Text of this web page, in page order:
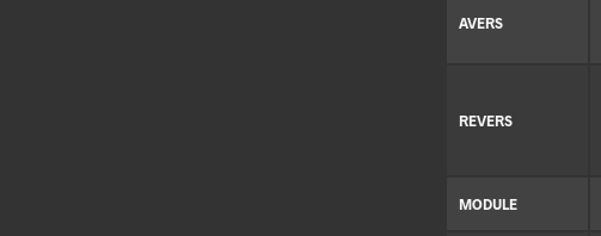
AVERS
REVERS
MODULE